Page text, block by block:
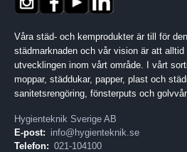
Våra städ- och kemprodukter är till för
städmarknaden och vår vision är att
utvecklingen inom vårt område. I vårt
moppar, städdukar, papper, plast och
sanitetsrengöring, fönsterputs och
Hygienteknik Sverige AB
E-post: info@hygienteknik.se
Telefon: 021-104100